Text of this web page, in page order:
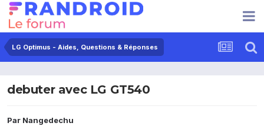
LG Optimus - Aides, Questions & Réponses
debuter avec LG GT540
Par Nangedechu